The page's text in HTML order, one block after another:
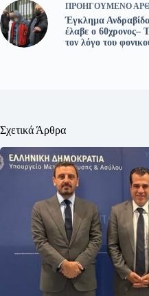
ΠΡΟΗΓΟΎΜΕΝΟ
Έγκλημα
έλαβε ο 60χρονος–
τον λόγο του
Σχετικά Άρθρα